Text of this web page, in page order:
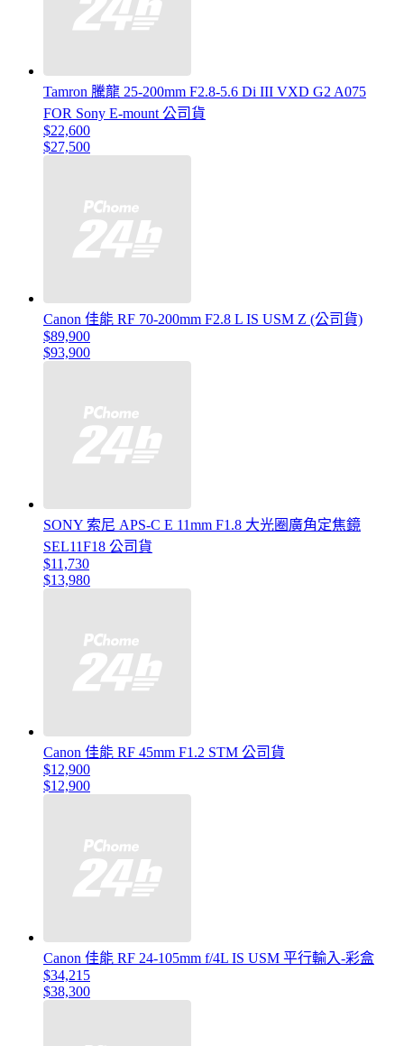
Tamron 騰龍 25-200mm F2.8-5.6 Di III VXD G2 A075
FOR Sony E-mount 公司貨
$22,600
$27,500
Canon 佳能 RF 70-200mm F2.8 L IS USM Z (公司貨)
$89,900
$93,900
SONY 索尼 APS-C E 11mm F1.8 大光圈廣角定焦鏡
SEL11F18 公司貨
$11,730
$13,980
Canon 佳能 RF 45mm F1.2 STM 公司貨
$12,900
$12,900
Canon 佳能 RF 24-105mm f/4L IS USM 平行輸入-彩盒
$34,215
$38,300